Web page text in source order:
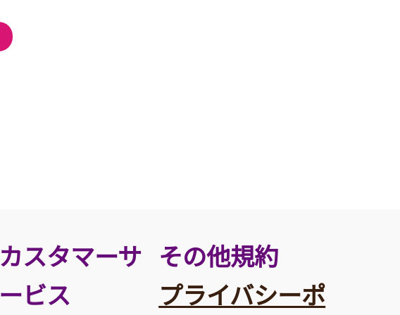
カスタマーサ
ービス
その他規約
プライバシーポ